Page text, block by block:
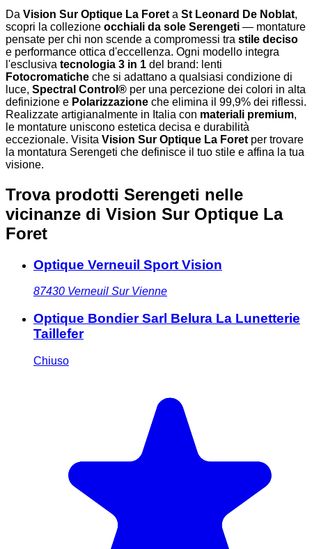
Da Vision Sur Optique La Foret a St Leonard De Noblat,
scopri la collezione occhiali da sole Serengeti — montature
pensate per chi non scende a compromessi tra stile deciso
e performance ottica d'eccellenza. Ogni modello integra
l'esclusiva tecnologia 3 in 1 del brand: lenti
Fotocromatiche che si adattano a qualsiasi condizione di
luce, Spectral Control® per una percezione dei colori in alta
definizione e Polarizzazione che elimina il 99,9% dei riflessi.
Realizzate artigianalmente in Italia con materiali premium,
le montature uniscono estetica decisa e durabilità
eccezionale. Visita Vision Sur Optique La Foret per trovare
la montatura Serengeti che definisce il tuo stile e affina la tua
visione.
Trova prodotti Serengeti nelle
vicinanze di Vision Sur Optique La
Foret
Optique Verneuil Sport Vision
87430 Verneuil Sur Vienne
Optique Bondier Sarl Belura La Lunetterie
Taillefer
Chiuso